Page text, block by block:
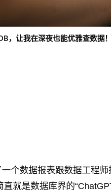
，让我在深夜也能优雅查数据！
个数据报表跟数据工程
直就是数据库界的